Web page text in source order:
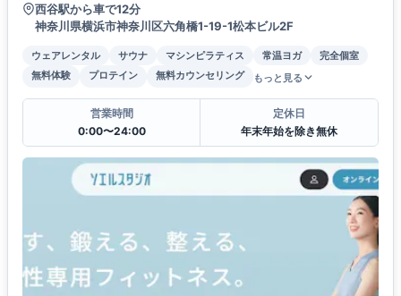
西谷駅から車で12分
神奈川県横浜市神奈川区六角橋1-19-1松本ビル2F
ウェアレンタル サウナ マシンピラティス 常温ヨガ
完全個室
無料体験
プロテイン 無料カウンセリング もっと見る
営業時間
0:00〜24:00
定休日
年末年始を除き無休